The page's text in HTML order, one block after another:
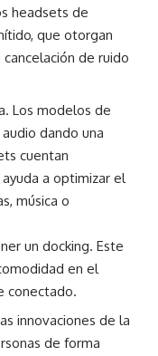
headsets de
que otorgan
de ruido
Los modelos de
dando una
cuentan
a optimizar el
música o
un docking. Este
en el
conectado.
innovaciones de la
de forma